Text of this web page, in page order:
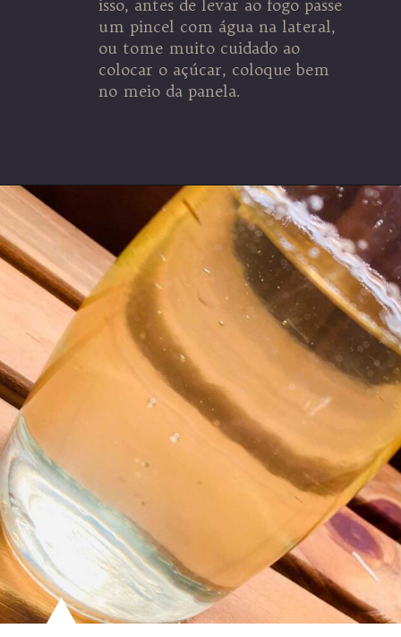
isso, antes de levar ao fogo passe
um pincel com água na lateral,
ou tome muito cuidado ao
colocar o açúcar, coloque bem
no meio da panela.
Opening https://espaconatelie.com.br/como-fazer-calda-para-bolo/